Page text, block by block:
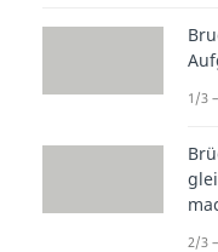
1/3
2/3